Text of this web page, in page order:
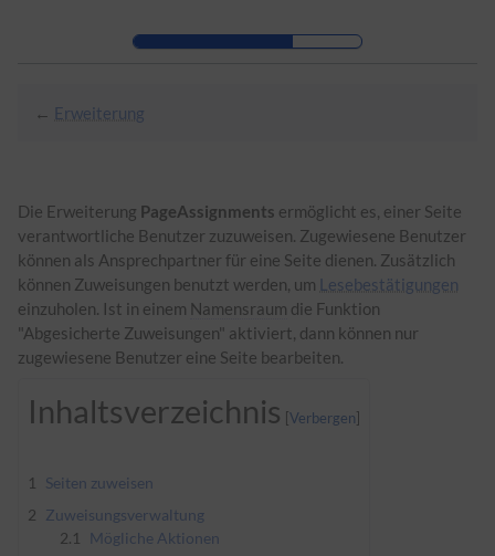
Zur Hauptnavigation
← Erweiterung
Die Erweiterung PageAssignments ermöglicht es, einer Seite
verantwortliche Benutzer zuzuweisen. Zugewiesene Benutzer
können als Ansprechpartner für eine Seite dienen. Zusätzlich
können Zuweisungen benutzt werden, um Lesebestätigungen
einzuholen. Ist in einem Namensraum die Funktion
"Abgesicherte Zuweisungen" aktiviert, dann können nur
zugewiesene Benutzer eine Seite bearbeiten.
Inhaltsverzeichnis
1
Seiten zuweisen
2 Zuweisungsverwaltung
2.1
Mögliche Aktionen